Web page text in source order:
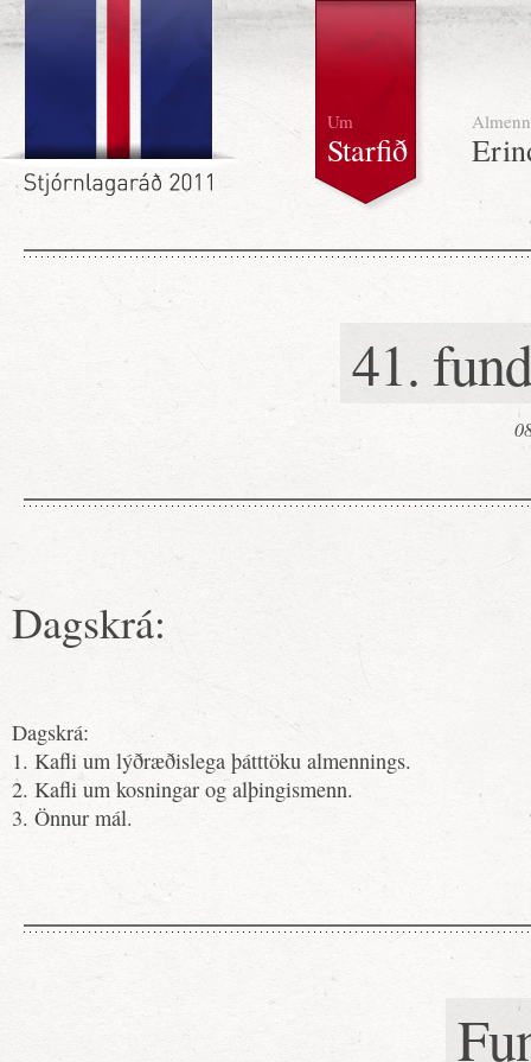
Um
Starfið
Almenn
41.
Dagskrá:
Dagskrá:
1. Kafli um lýðræðislega þátttöku almennings.
2. Kafli um kosningar og alþingismenn.
3. Önnur mál.